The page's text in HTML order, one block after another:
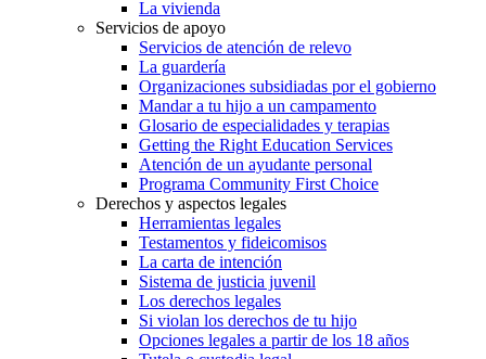
La vivienda
Servicios de apoyo
Servicios de atención de relevo
La guardería
Organizaciones subsidiadas por el gobierno
Mandar a tu hijo a un campamento
Glosario de especialidades y terapias
Getting the Right Education Services
Atención de un ayudante personal
Programa Community First Choice
Derechos y aspectos legales
Herramientas legales
Testamentos y fideicomisos
La carta de intención
Sistema de justicia juvenil
Los derechos legales
Si violan los derechos de tu hijo
Opciones legales a partir de los 18 años